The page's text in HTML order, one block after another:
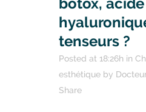
tenseurs ?
Posted at 18:26h in
esthétique by
Share